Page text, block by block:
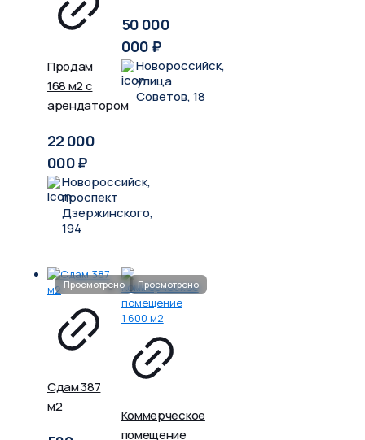
Продам
168 м2 с
арендатором
22 000
000₽
Новороссийск,
проспект
Дзержинского,
194
50 000
000 ₽
Новороссийск,
улица
Советов, 18
Сдам 387
м2
Коммерческое
помещение